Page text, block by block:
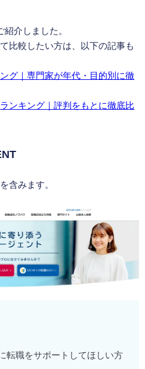
介しました。
比較したい方は、以下の記事も
グ｜専門家が年代・目的別に徹
ンキング｜評判をもとに徹底比
含みます。
転職をサポートしてほしい方